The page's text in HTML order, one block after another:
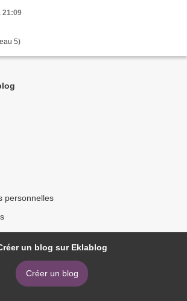
21:09
5)
personnelles
un blog sur Eklablog
Créer un blog